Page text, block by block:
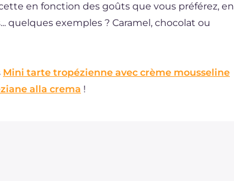
en fonction des goûts que vous préférez, en
quelques exemples ? Caramel, chocolat ou
Mini tarte tropézienne avec crème mousseline
alla crema !